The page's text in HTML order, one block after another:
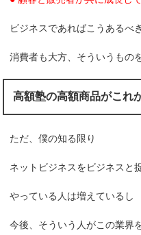
ビジネスであればこうあるべ
消費者も大方、そういうもの
高額塾の高額商品がこれ
ただ、僕の知る限り
ネットビジネスをビジネスと
やっている人は増えているし
今後、そういう人がこの業界